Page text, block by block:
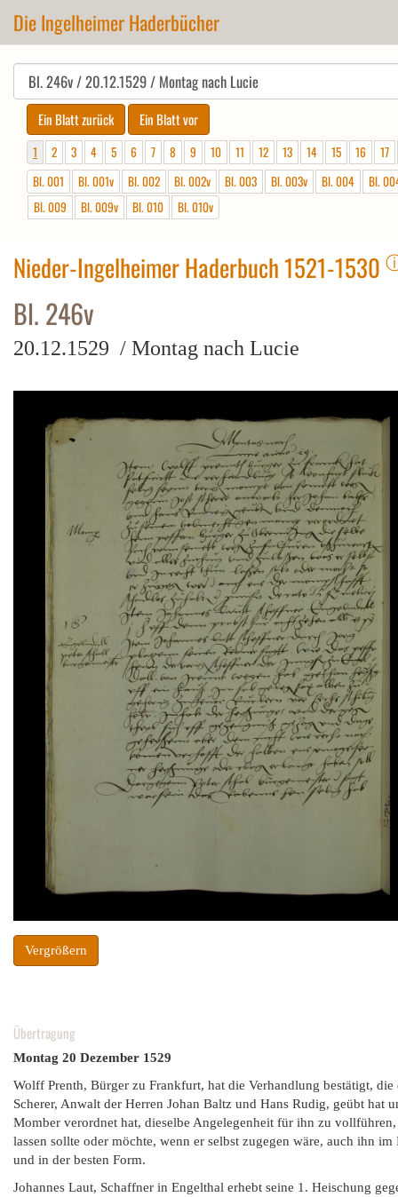
Die Ingelheimer Haderbücher
1 2 3 4 5 6 7 8 9 10 11 12 13 14 15 16
17
Bl. 001
Bl. 001v Bl. 002 Bl. 002v Bl. 003 Bl. 003v Bl. 004
Bl.
Bl. 009
Bl. 009v Bl. 010 Bl. 010v
Nieder-Ingelheimer Haderbuch 1521-1530
Bl. 246v
20.12.1529 / Montag nach Lucie
Vergrößern
Übertragung
Montag 20 Dezember 1529
Wolff Prenth, Bürger zu Frankfurt, hat die Verhandlung bestätigt,
Scherer, Anwalt der Herren Johan Baltz und Hans Rudig, geübt
Momber verordnet hat, dieselbe Angelegenheit für ihn zu
lassen sollte oder möchte, wenn er selbst zugegen wäre, auch ihn
und in der besten Form.
Johannes Laut, Schaffner in Engelthal erhebt seine 1. Heischung